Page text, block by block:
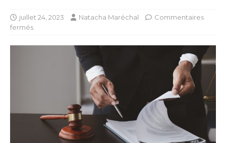
juillet 24, 2023 Natacha Maréchal
Commentaires
fermés